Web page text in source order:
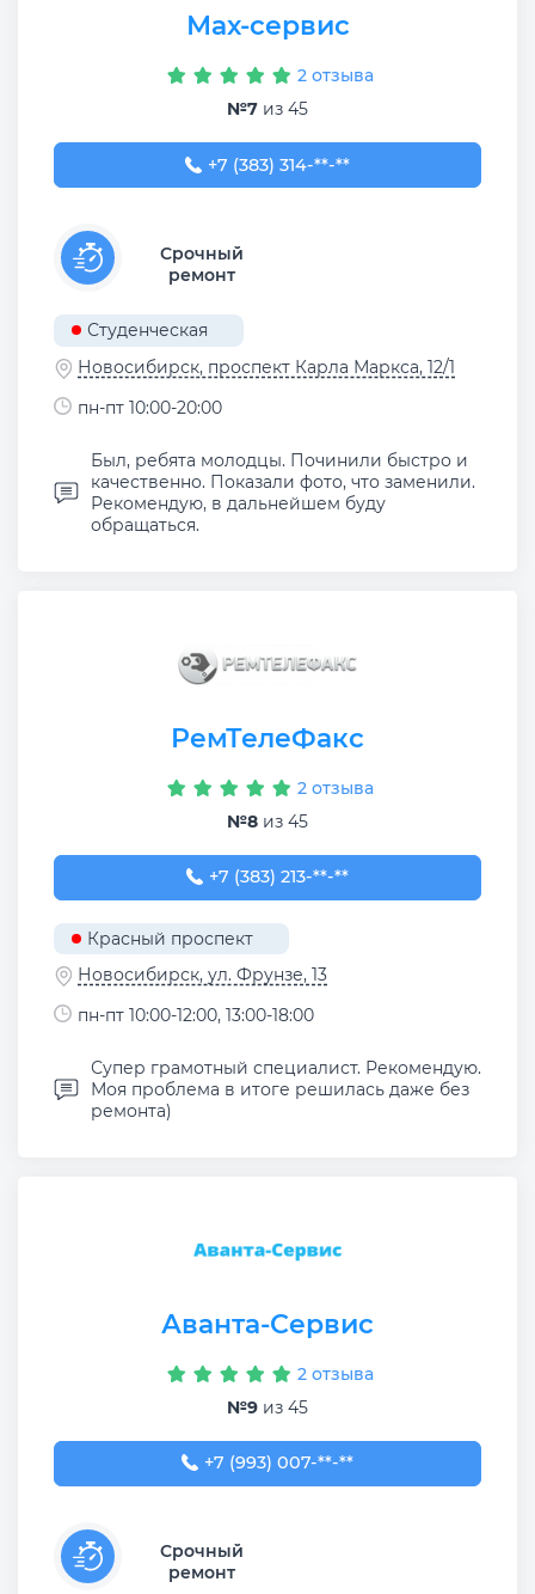
Мах-сервис
2 отзыва
№7 из 45
+7 (383) 314-61-96
+7 (383) 314-**-**
Срочный
ремонт
Студенческая
Новосибирск, проспект Карла Маркса, 12/1
пн-пт 10:00-20:00
Был, ребята молодцы. Починили быстро и
качественно. Показали фото, что заменили.
Рекомендую, в дальнейшем буду
обращаться.
РемТелеФакс
2 отзыва
№8 из 45
+7 (383) 213-73-66
+7 (383) 213-**-**
Красный проспект
Новосибирск, ул. Фрунзе, 13
пн-пт 10:00-12:00, 13:00-18:00
Супер грамотный специалист. Рекомендую.
Моя проблема в итоге решилась даже без
ремонта)
Аванта-Сервис
2 отзыва
№9 из 45
+7 (993) 007-91-64
+7 (993) 007-**-**
Срочный
ремонт